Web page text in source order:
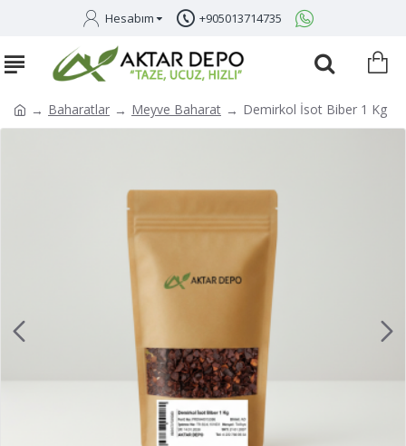
Hesabım +905013714735
Baharatlar Meyve Baharat Demirkol İsot Biber 1 Kg